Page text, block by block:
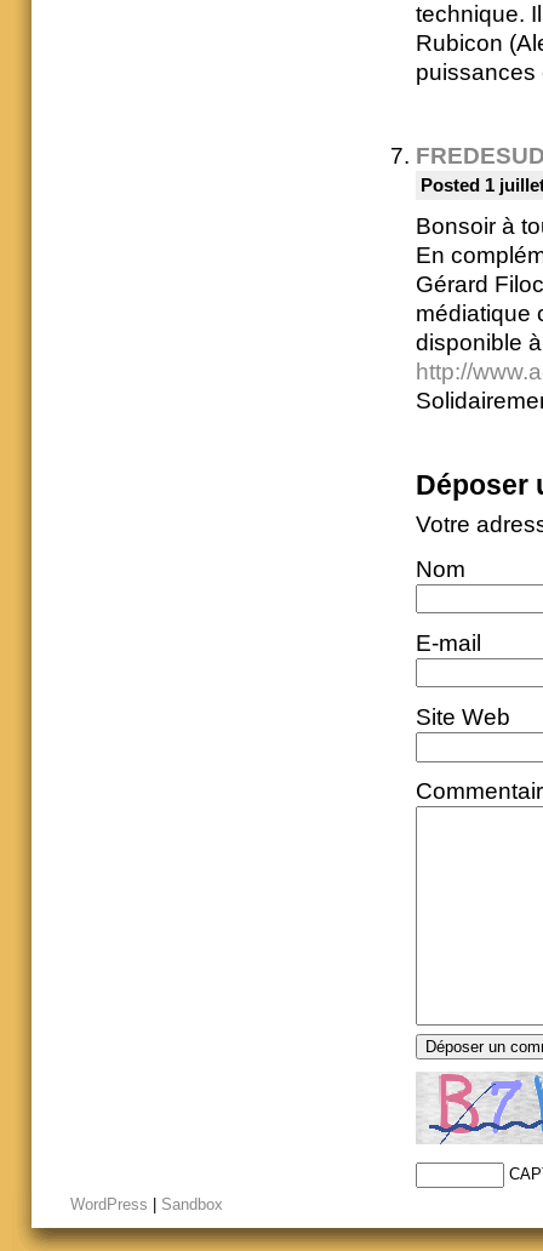
technique.
Rubicon
puissances
Posted 1
Bonsoir à
En
Gérard
médiatique
disponible
http://
Déposer
Votre
Nom
E-mail
Site Web
WordPress | Sandbox